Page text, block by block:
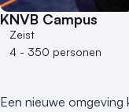
100 - 250
250 - 500
500+ personen
Buitenlocatie
KNVB Campus
Zeist
4 - 350 personen
Een nieuwe omgeving